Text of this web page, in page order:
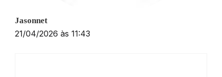
Jasonnet
21/04/2026 às 11:43